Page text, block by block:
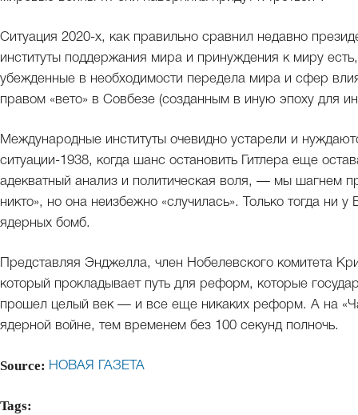
Ситуация 2020-х, как правильно сравнил недавно
институты поддержания мира и принуждения к миру
убежденные в необходимости передела мира и сфер
правом «вето» в Совбезе (созданным в иную эпоху для
Международные институты очевидно устарели и
ситуации-1938, когда шанс остановить Гитлера еще
адекватный анализ и политическая воля, — мы шагнем
никто», но она неизбежно «случилась». Только тогда ни
ядерных бомб.
Представляя Энджелла, член Нобелевского комитета
который прокладывает путь для реформ, которые
прошел целый век — и все еще никаких реформ. А на
ядерной войне, тем временем без 100 секунд полночь.
Source: НОВАЯ ГАЗЕТА
Tags: